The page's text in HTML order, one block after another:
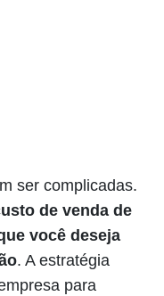
ser complicadas.
de venda de
você deseja
. A estratégia
para